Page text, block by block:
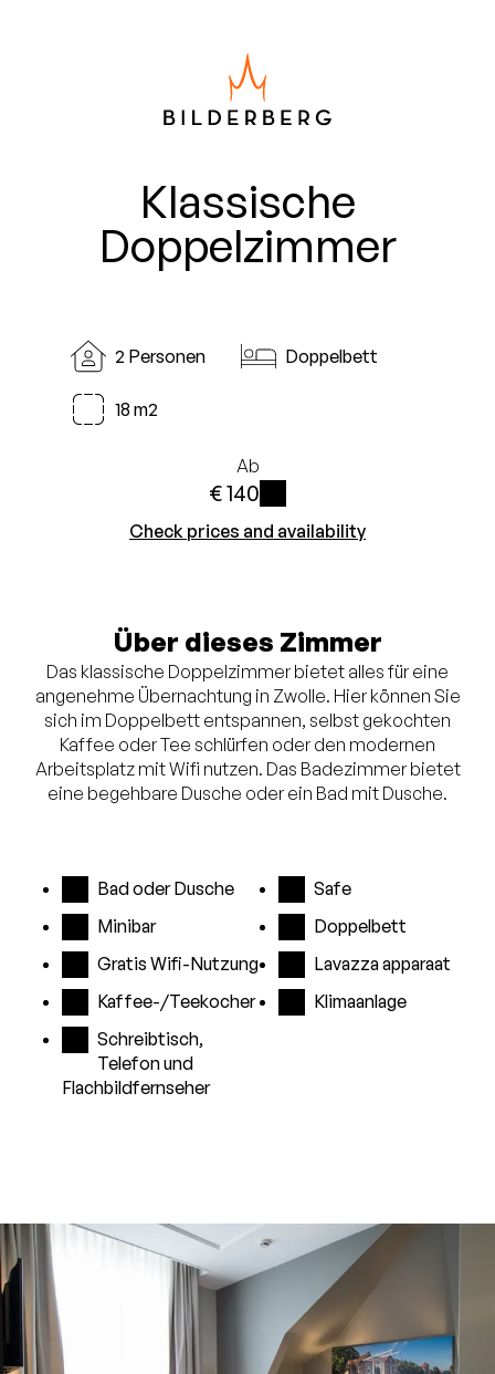
Klassische
Doppelzimmer
2 Personen Doppelbett
18 m2
Ab
€ 140
i
Check prices and availability
Über dieses Zimmer
Das klassische Doppelzimmer bietet alles für eine
angenehme Übernachtung in Zwolle. Hier können Sie
sich im Doppelbett entspannen, selbst gekochten
Kaffee oder Tee schlürfen oder den modernen
Arbeitsplatz mit Wifi nutzen. Das Badezimmer bietet
eine begehbare Dusche oder ein Bad mit Dusche.
Bad oder Dusche
Minibar
Gratis Wifi-Nutzung
Kaffee-/Teekocher
Schreibtisch,
Telefon und
Flachbildfernseher
Safe
Doppelbett
Lavazza apparaat
Klimaanlage